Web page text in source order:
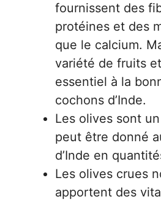
fournissent des
protéines et des
que le calcium.
variété de fruits
essentiel à la
cochons d’Inde.
Les olives sont
peut être donné
d’Inde en
Les olives crues
apportent des